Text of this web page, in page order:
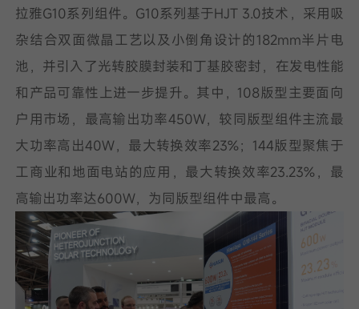
拉雅G10系列组件。G10系列基于HJT 3.0技术，采用吸
杂结合双面微晶工艺以及小倒角设计的182mm半片电
池，并引入了光转胶膜封装和丁基胶密封，在发电性能
和产品可靠性上进一步提升。其中，108版型主要面向
户用市场，最高输出功率450W，较同版型组件主流最
大功率高出40W，最大转换效率23%；144版型聚焦于
工商业和地面电站的应用，最大转换效率23.23%，最
高输出功率达600W，为同版型组件中最高。